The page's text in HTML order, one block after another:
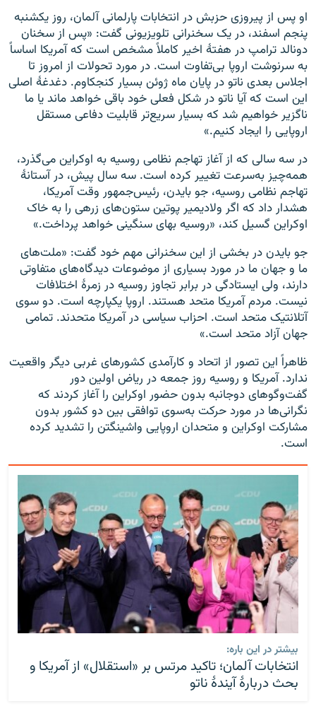
او پس از پیروزی حزبش در انتخابات پارلمانی آلمان، روز یکشنبه
پنجم اسفند، در یک سخنرانی تلویزیونی گفت: «پس از سخنان
دونالد ترامپ در هفتهٔ اخیر کاملاً مشخص است که آمریکا اساساً
به سرنوشت اروپا بی‌تفاوت است. در مورد تحولات از امروز تا
اجلاس بعدی ناتو در پایان ماه ژوئن بسیار کنجکاوم. دغدغهٔ اصلی
این است که آیا ناتو در شکل فعلی خود باقی خواهد ماند یا ما
ناگزیر خواهیم شد که بسیار سریع‌تر قابلیت دفاعی مستقل
اروپایی را ایجاد کنیم.»
در سه سالی که از آغاز تهاجم نظامی روسیه به اوکراین می‌گذرد،
همه‌چیز به‌سرعت تغییر کرده است. سه سال پیش، در آستانهٔ
تهاجم نظامی روسیه، جو بایدن، رئیس‌جمهور وقت آمریکا،
هشدار داد که اگر ولادیمیر پوتین ستون‌های زرهی را به خاک
اوکراین گسیل کند، «روسیه بهای سنگینی خواهد پرداخت.»
جو بایدن در بخشی از این سخنرانی مهم خود گفت: «ملت‌های
ما و جهان ما در مورد بسیاری از موضوعات دیدگاه‌های متفاوتی
دارند، ولی ایستادگی در برابر تجاوز روسیه در زمرهٔ اختلافات
نیست. مردم آمریکا متحد هستند. اروپا یکپارچه است. دو سوی
آتلانتیک متحد است. احزاب سیاسی در آمریکا متحدند. تمامی
جهان آزاد متحد است.»
ظاهراً این تصور از اتحاد و کارآمدی کشورهای غربی دیگر واقعیت
ندارد. آمریکا و روسیه روز جمعه در ریاض اولین دور
گفت‌وگوهای دوجانبه بدون حضور اوکراین را آغاز کردند که
نگرانی‌ها در مورد حرکت به‌سوی توافقی بین دو کشور بدون
مشارکت اوکراین و متحدان اروپایی واشینگتن را تشدید کرده
است.
بیشتر در این باره:
انتخابات آلمان؛ تاکید مرتس بر «استقلال» از آمریکا و
بحث دربارهٔ آیندهٔ ناتو